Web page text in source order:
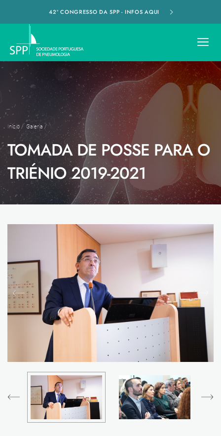
42º CONGRESSO DA SPP - INFOS AQUI
Início / Galeria /
TOMADA DE POSSE PARA O
TRIÉNIO 2019-2021